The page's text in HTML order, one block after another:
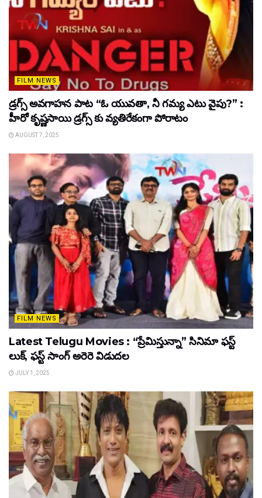
FILM NEWS
డ్రగ్స్ అవగాహన పాట “ఓ యువతా, నీ గమ్య ఎటు వైపు?” :
హీరో కృష్ణసాయి డ్రగ్స్ కు వ్యతిరేకంగా పోరాటం
AUGUST 7, 2025
FILM NEWS
Latest Telugu Movies : “ప్రేమిస్తున్నా” సినిమా ఫస్ట్
లుక్, ఫస్ట్ సాంగ్ అరెరె విడుదల
JULY 1, 2025